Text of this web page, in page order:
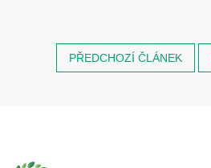
PŘEDCHOZÍ ČLÁNEK